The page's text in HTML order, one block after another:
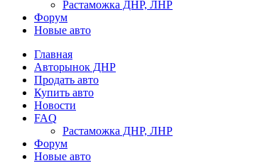
Растаможка ДНР, ЛНР
Форум
Новые авто
Главная
Авторынок ДНР
Продать авто
Купить авто
Новости
FAQ
Растаможка ДНР, ЛНР
Форум
Новые авто